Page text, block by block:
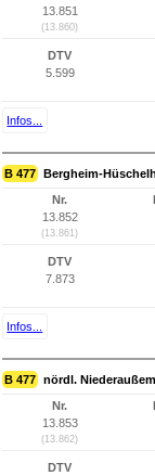
13.851
(13.860)
DTV
5.599
Infos...
B 477 Bergheim-
Nr.
13.852
(13.861)
DTV
7.873
Infos...
B 477 nördl.
Nr.
13.853
(13.862)
DTV